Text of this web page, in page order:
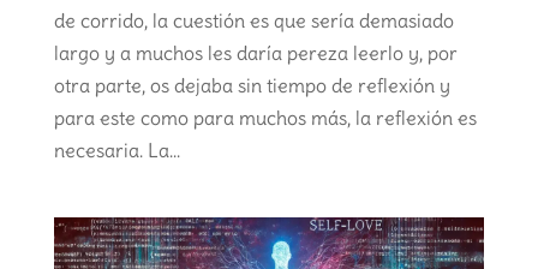
de corrido, la cuestión es que sería demasiado
largo y a muchos les daría pereza leerlo y, por
otra parte, os dejaba sin tiempo de reflexión y
para este como para muchos más, la reflexión es
necesaria. La...